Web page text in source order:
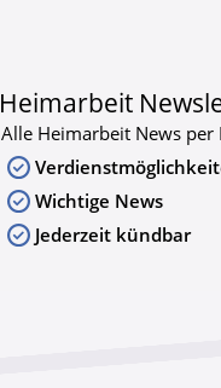
Heimarbeit
Alle Heimarbeit News per
Wichtige News
Jederzeit kündbar